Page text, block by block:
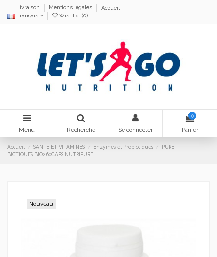
Livraison Mentions légales
Accueil
Français
Wishlist (0)
Menu Recherche Se connecter
0
Panier
Accueil SANTE ET VITAMINES Enzymes et Probiotiques
PURE
BIOTIQUES BIO2 60CAPS NUTRIPURE
Nouveau